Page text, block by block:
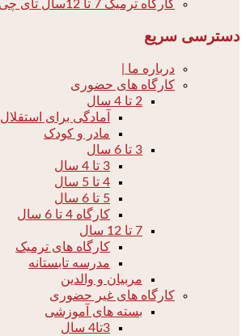
کارگاه ترمیک 7 تا 12سال تای چی
دسترسی سریع
درباره ما |
کارگاه های حضوری
2 تا 4 سال
آمادگی برای استقلال
مادر و کودک
3 تا 6 سال
3 تا 4 سال
4 تا 5 سال
5 تا 6 سال
کارگاه 4 تا 6 سال
7 تا 12 سال
کارگاه های ترمیک
مدرسه تابستانه
مربیان و والدین
کارگاه های غیر حضوری
بسته های آموزشی
3تا4 سال